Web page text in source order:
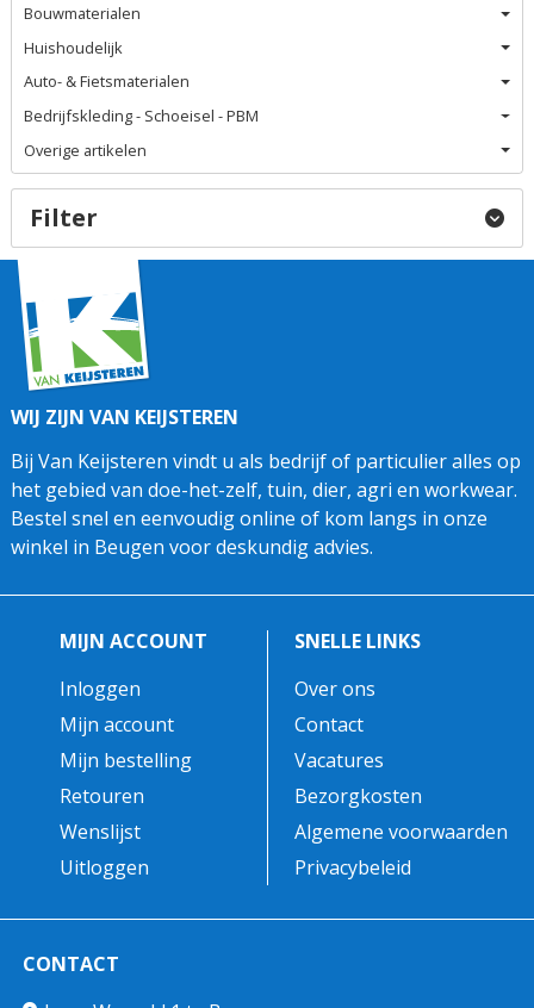
Bouwmaterialen
Huishoudelijk
Auto- & Fietsmaterialen
Bedrijfskleding - Schoeisel - PBM
Overige artikelen
Filter
WIJ ZIJN VAN KEIJSTEREN
Bij Van Keijsteren vindt u als bedrijf of particulier alles op
het gebied van doe-het-zelf, tuin, dier, agri en workwear.
Bestel snel en eenvoudig online of kom langs in onze
winkel in Beugen voor deskundig advies.
MIJN ACCOUNT
Inloggen
Mijn account
Mijn bestelling
Retouren
Wenslijst
Uitloggen
SNELLE LINKS
Over ons
Contact
Vacatures
Bezorgkosten
Algemene voorwaarden
Privacybeleid
CONTACT